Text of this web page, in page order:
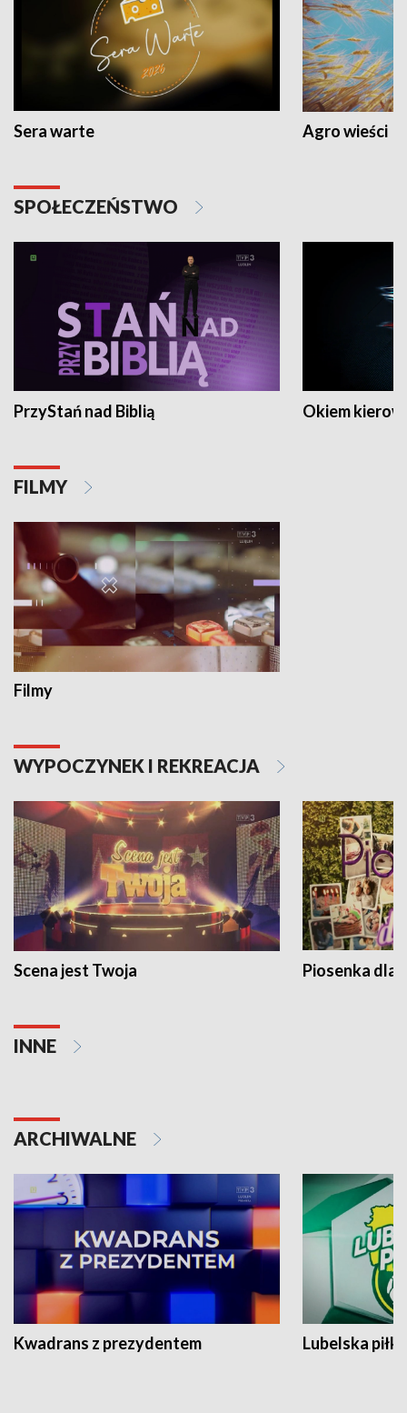
Sera warte Agro wieści
SPOŁECZEŃSTWO
PrzyStań nad Biblią Okiem
FILMY
Filmy
WYPOCZYNEK I REKREACJA
Scena jest Twoja Piosenka dla
INNE
ARCHIWALNE
Kwadrans z prezydentem Lubelska piłka